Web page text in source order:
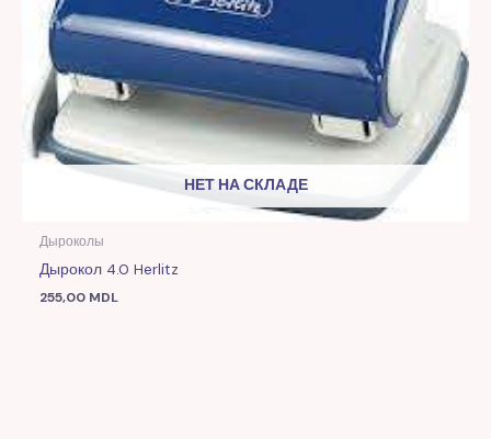
НЕТ НА СКЛАДЕ
Дыроколы
Дырокол 4.0 Herlitz
255,00 MDL